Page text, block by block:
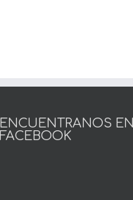
ENCUENTRANOS EN
FACEBOOK